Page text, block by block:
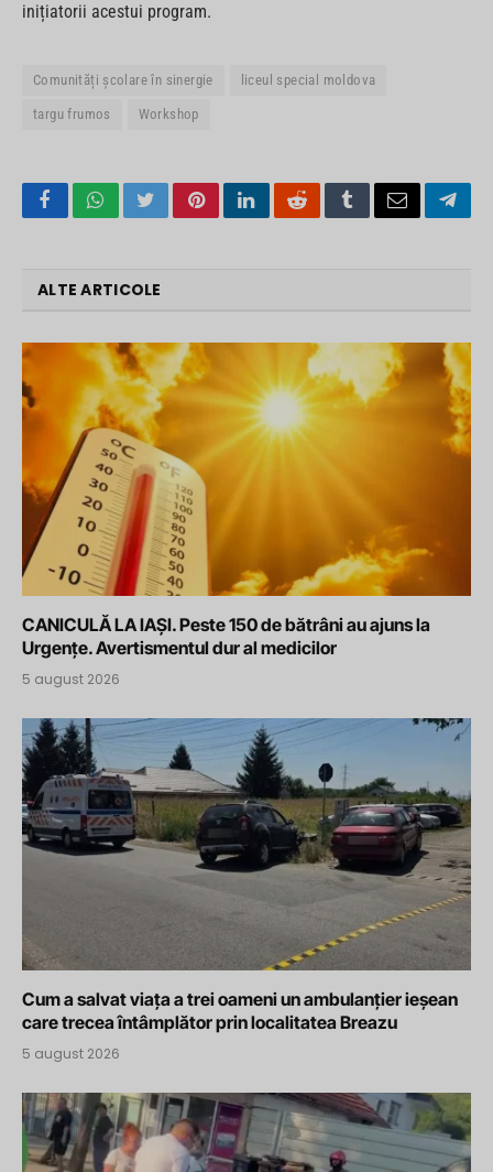
inițiatorii acestui program.
Comunități școlare în sinergie liceul special moldova
targu frumos Workshop
FacebookWhatsApp
TwitterPinterestLinkedInRedditTumblrEmail
ALTE ARTICOLE
CANICULĂ LA IAȘI. Peste 150 de bătrâni au ajuns la
Urgențe. Avertismentul dur al medicilor
5 august 2026
Cum a salvat viața a trei oameni un ambulanțier ieșean
care trecea întâmplător prin localitatea Breazu
5 august 2026